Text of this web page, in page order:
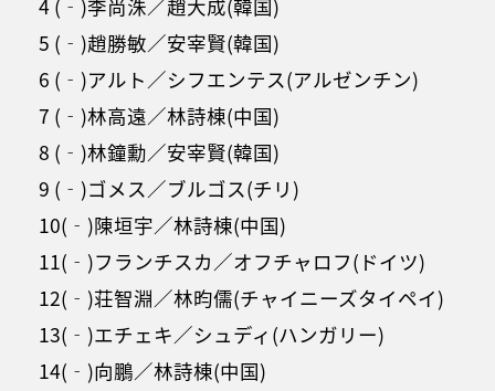
4 (‐)李尚洙／趙大成(韓国)
5 (‐)趙勝敏／安宰賢(韓国)
6 (‐)アルト／シフエンテス(アルゼンチン)
7 (‐)林高遠／林詩棟(中国)
8 (‐)林鐘勳／安宰賢(韓国)
9 (‐)ゴメス／ブルゴス(チリ)
10(‐)陳垣宇／林詩棟(中国)
11(‐)フランチスカ／オフチャロフ(ドイツ)
12(‐)荘智淵／林昀儒(チャイニーズタイペイ)
13(‐)エチェキ／シュディ(ハンガリー)
14(‐)向鵬／林詩棟(中国)